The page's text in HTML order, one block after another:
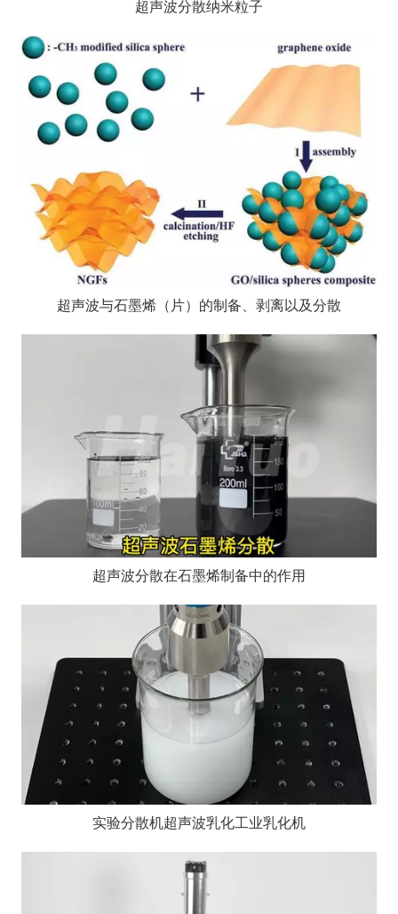
超声波分散纳米粒子
超声波与石墨烯（片）的制备、剥离以及分散
超声波分散在石墨烯制备中的作用
实验分散机超声波乳化工业乳化机